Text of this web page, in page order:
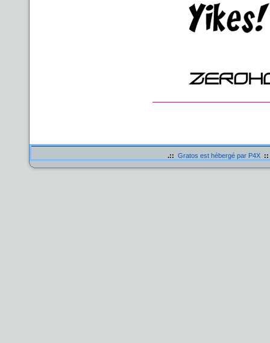
.:: Gratos est hébergé par P4X ::